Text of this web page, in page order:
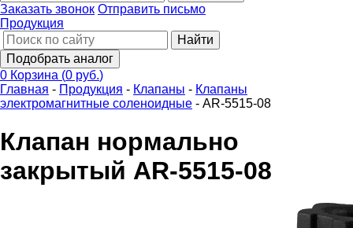
Заказать звонок Отправить письмо
Продукция
Найти
Подобрать аналог
0 Корзина (0 руб.)
Главная - Продукция - Клапаны - Клапаны
электромагнитные соленоидные - AR-5515-08
Клапан нормально
закрытый AR-5515-08